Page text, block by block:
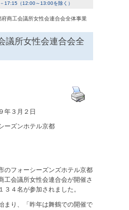
17:15（12:00～13:00を除く）
府商工会議所女性会連合会全体事業
議所女性会連合会全
３月２日
ズンホテル京都
のフォーシーズンズホテル京都
工会議所女性会連合会が開催さ
３４名が参加されました。
まり、「昨年は舞鶴での開催で